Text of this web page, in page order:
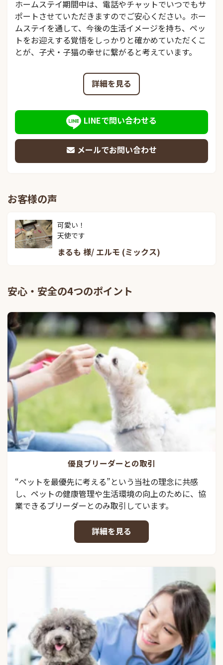
ホームステイ期間中は、電話やチャットでいつでもサ
ポートさせていただきますのでご安心ください。ホー
ムステイを通して、今後の生活イメージを持ち、ペッ
トをお迎えする覚悟をしっかりと確かめていただくこ
とが、子犬・子猫の幸せに繋がると考えています。
詳細を見る
LINEで問い合わせる
メールでお問い合わせ
お客様の声
可愛い！
天使です
まるも 様/ エルモ (ミックス)
安心・安全の4つのポイント
優良ブリーダーとの取引
“ペットを最優先に考える”という当社の理念に共感
し、ペットの健康管理や生活環境の向上のために、協
業できるブリーダーとのみ取引しています。
詳細を見る